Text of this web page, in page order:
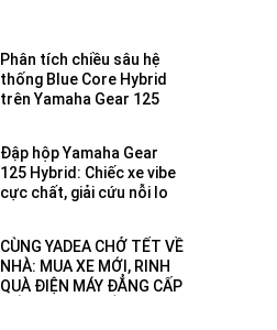
Phân tích chiều sâu hệ
thống Blue Core Hybrid
trên Yamaha Gear 125
Đập hộp Yamaha Gear
125 Hybrid: Chiếc xe vibe
cực chất, giải cứu nỗi lo
CÙNG YADEA CHỞ TẾT VỀ
NHÀ: MUA XE MỚI, RINH
QUÀ ĐIỆN MÁY ĐẲNG CẤP